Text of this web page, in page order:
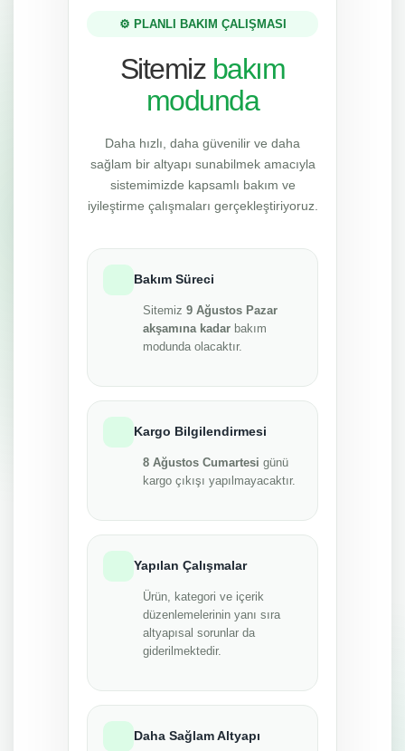
⚙️ PLANLI BAKIM ÇALIŞMASI
Sitemiz bakım
modunda
Daha hızlı, daha güvenilir ve daha
sağlam bir altyapı sunabilmek amacıyla
sistemimizde kapsamlı bakım ve
iyileştirme çalışmaları gerçekleştiriyoruz.
Bakım Süreci
Sitemiz 9 Ağustos Pazar
akşamına kadar bakım
modunda olacaktır.
Kargo Bilgilendirmesi
8 Ağustos Cumartesi günü
kargo çıkışı yapılmayacaktır.
Yapılan Çalışmalar
Ürün, kategori ve içerik
düzenlemelerinin yanı sıra
altyapısal sorunlar da
giderilmektedir.
Daha Sağlam Altyapı